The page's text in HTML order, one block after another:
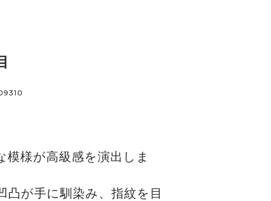
模様が高級感を演出しま
凸が手に馴染み、指紋を目